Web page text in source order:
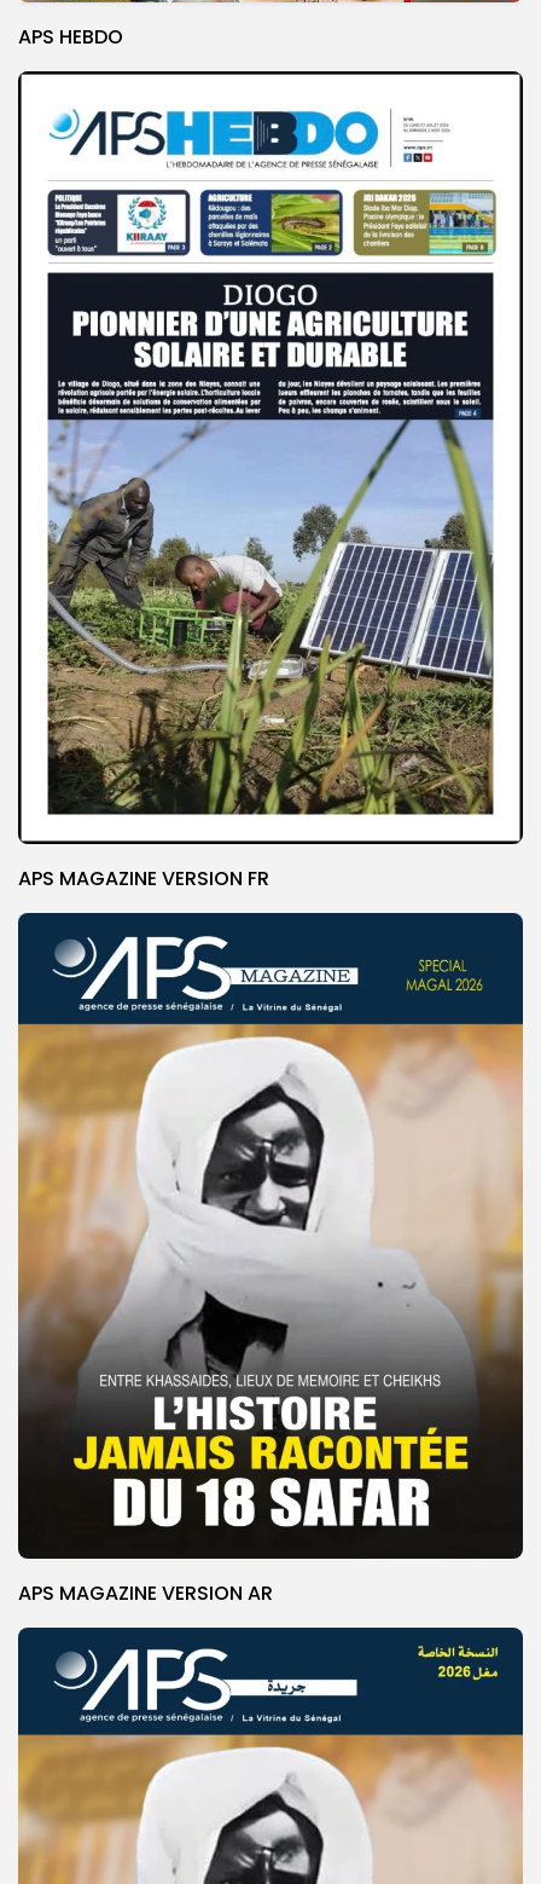
APS HEBDO
APS MAGAZINE VERSION FR
APS MAGAZINE VERSION AR